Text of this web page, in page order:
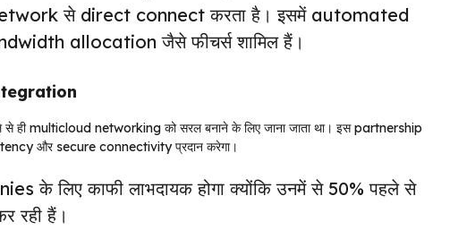
से direct connect करता है। इसमें automated
allocation जैसे फीचर्स शामिल हैं।
से ही multicloud networking को सरल बनाने के लिए जाना जाता था। इस partnership
और secure connectivity प्रदान करेगा।
के लिए काफी लाभदायक होगा क्योंकि उनमें से 50% पहले से
रही हैं।